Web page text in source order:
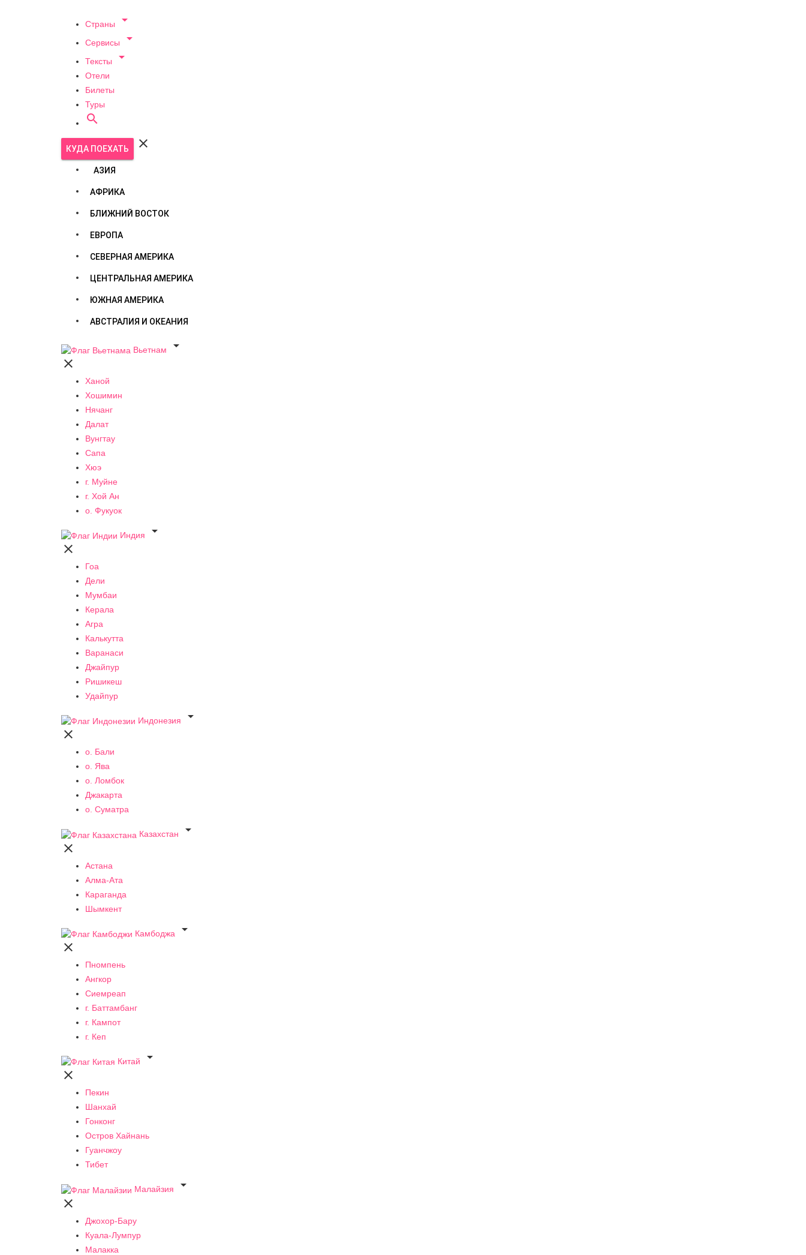
Страны 
Сервисы 
Тексты 
Отели
Билеты
Туры

КУДА ПОЕХАТЬ 
АЗИЯ
АФРИКА
БЛИЖНИЙ ВОСТОК
ЕВРОПА
СЕВЕРНАЯ АМЕРИКА
ЦЕНТРАЛЬНАЯ АМЕРИКА
ЮЖНАЯ АМЕРИКА
АВСТРАЛИЯ И ОКЕАНИЯ
Вьетнам


Ханой
Хошимин
Нячанг
Далат
Вунгтау
Сапа
Хюэ
г. Муйне
г. Хой Ан
о. Фукуок
Индия


Гоа
Дели
Мумбаи
Керала
Агра
Калькутта
Варанаси
Джайпур
Ришикеш
Удайпур
Индонезия


о. Бали
о. Ява
о. Ломбок
Джакарта
о. Суматра
Казахстан


Астана
Алма-Ата
Караганда
Шымкент
Камбоджа


Пномпень
Ангкор
Сиемреап
г. Баттамбанг
г. Кампот
г. Кеп
Китай


Пекин
Шанхай
Гонконг
Остров Хайнань
Гуанчжоу
Тибет
Малайзия


Джохор-Бару
Куала-Лумпур
Малакка